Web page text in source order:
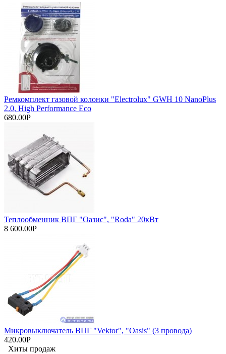
Ремкомплект газовой колонки "Electrolux" GWH 10 NanoPlus
2.0, High Performance Eco
680.00Р
Теплообменник ВПГ "Оазис", "Roda" 20кВт
8 600.00Р
Микровыключатель ВПГ "Vektor", "Oasis" (3 провода)
420.00Р
Хиты продаж